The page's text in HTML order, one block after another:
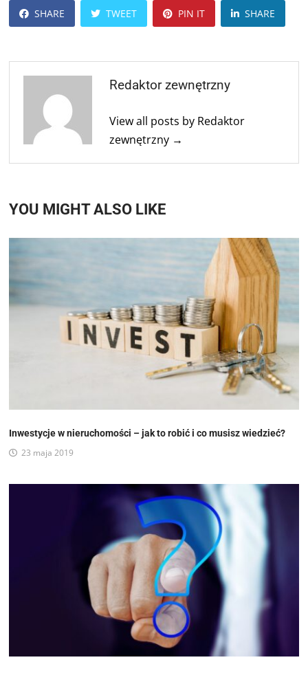
SHARE TWEET PIN IT SHARE
Redaktor zewnętrzny
View all posts by Redaktor
zewnętrzny →
YOU MIGHT ALSO LIKE
Inwestycje w nieruchomości – jak to robić i co musisz wiedzieć?
23 maja 2019